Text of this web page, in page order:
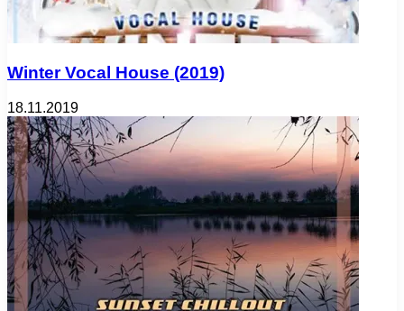
Winter Vocal House (2019)
18.11.2019